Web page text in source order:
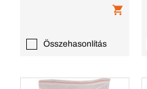
Összehasonlítás